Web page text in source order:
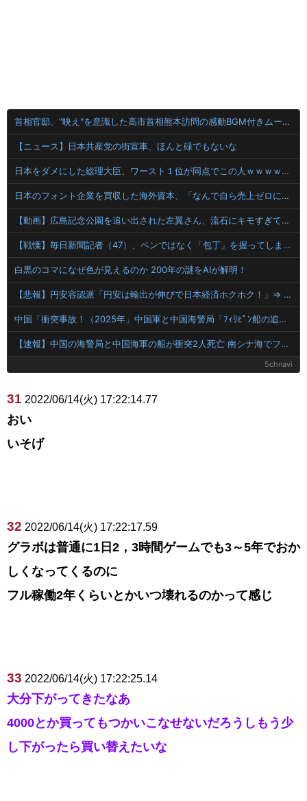
首相官邸、"映え"を意識した高市首相熊本訪問の感動BGM付きムービーを投稿「全部が全部ありがたかったです」
【ニュース】日本共産党の街宣車、ほんと碌でもないな
日本をダメにした総理大臣、ワースト１位が同点でこの人ｗｗｗｗｗｗ
日本のフォント企業を買収した海外資本、「なんで自ら売上ゼロにするようなことするの」とドン引きするような方針転換を……
【動画】広島記念公園を追い出された左翼さん、流石にキモすぎて炎上
【戦慄】毎日新聞記者（47）、ペンではなく「包丁」を握ってしまった結果・・・・・
白黒のコマになぜ色が見えるのか 200年の謎をAIが解明！
【悲報】円安容認派「円安は輸出が伸びで日本経済ホクホク！」⇒ 世界に売る物が無さすぎて輸出額で韓国に惨敗・・・
中国「衝突事故！（2025年」中国軍と中国海警局「ﾌｨﾘﾋﾟﾝ船の追跡中に衝突！（8/11」中国「2人死亡」中国政府「1年間隠蔽」日本「隠蔽された事実報道！（2026年」→
【速報】中国の海警局と中国海軍の船が衝突2人死亡 南シナ海でフィリピン船を追跡中
5chnavi
31 2022/06/14(火) 17:22:14.77
おい
いそげ
32 2022/06/14(火) 17:22:17.59
グラボは普通に1日2，3時間ゲームでも3～5年でおか
しくなってくるのに
フル稼働2年くらいとかいつ壊れるのかって感じ
33 2022/06/14(火) 17:22:25.14
大分下がってきたなあ
4000とか買ってもつかいこなせないだろうしもう少
し下がったら買い替えたいな